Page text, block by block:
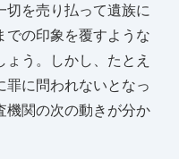
切を売り払って遺族に
での印象を覆すような
う。しかし、たとえ
罪に問われないとなっ
機関の次の動きが分か